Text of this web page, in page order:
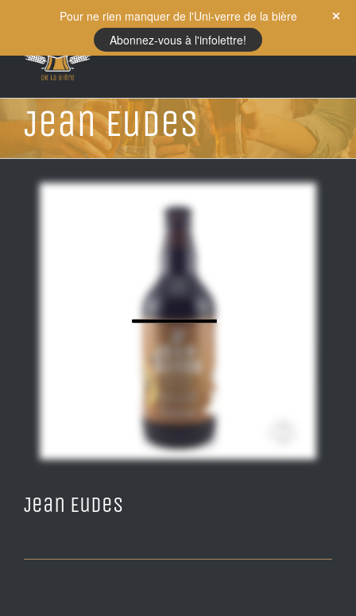
content
Jean Eudes
Jean Eudes
Pour ne rien manquer de l'Uni-verre de la bière
Abonnez-vous à l'infolettre!